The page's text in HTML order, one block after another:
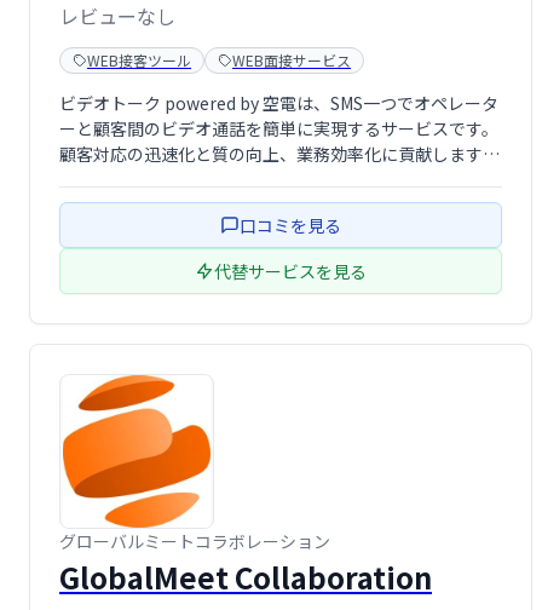
レビューなし
WEB接客ツール WEB面接サービス
ビデオトーク powered by 空電は、SMS一つでオペレータ
ーと顧客間のビデオ通話を簡単に実現するサービスです。
顧客対応の迅速化と質の向上、業務効率化に貢献します。
し、顧客満足度向上をサポートします。
口コミを見る
代替サービスを見る
グローバルミートコラボレーション
GlobalMeet Collaboration